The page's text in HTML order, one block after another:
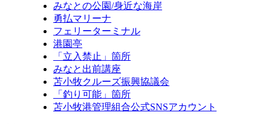
みなとの公園/身近な海岸
勇払マリーナ
フェリーターミナル
港園亭
「立入禁止」箇所
みなと出前講座
苫小牧クルーズ振興協議会
「釣り可能」箇所
苫小牧港管理組合公式SNSアカウント